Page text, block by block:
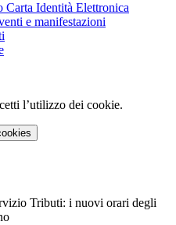
Carta Identità Elettronica
e manifestazioni
l’utilizzo dei cookie.
Tributi: i nuovi orari degli